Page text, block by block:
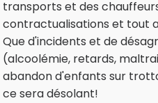
transports et des
contractualisations et tout
Que d'incidents et de
(alcoolémie, retards,
abandon d'enfants sur
ce sera désolant!